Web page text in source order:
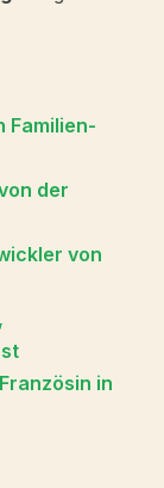
Familien-
der
von
in